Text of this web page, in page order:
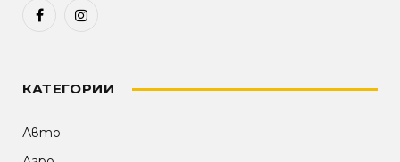
FacebookInstagram
КАТЕГОРИИ
Авто